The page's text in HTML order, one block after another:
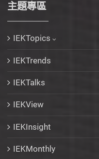
主題專區
IEKTopics
IEKTrends
IEKTalks
IEKView
IEKInsight
IEKMonthly